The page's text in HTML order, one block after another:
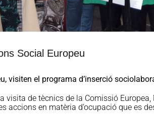
Social Europeu
visiten el programa d’inserció
visita de tècnics de la Comissió
accions en matèria d’ocupació que es